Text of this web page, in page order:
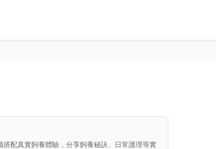
配真實飼養體驗，分享飼養秘訣、日常護理等實